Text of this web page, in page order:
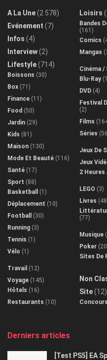
A La Une(2 578)
Evénement (7)
Infos (4)
Interview(2)
Lifestyle(714)
Boissons (30)
Box (71)
Finance (11)
Food (50)
Jardin (29)
Kids (81)
Maison (130)
Mode Et Beauté (116)
Santé (17)
Sport (88)
Basketball
(1)
Déplacement (10)
Football
(30)
Running (3)
Tennis (1)
Vélo (1)
Travail (12)
Voyage (145)
Hôtels (16)
Restaurants (10)
Loisirs
Bandes
(161)
Comics
Mangas
Cinéma /
Blu-Ray
DVD (4)
Festival
(2)
Films
Séries
Jeux De
Jeux
2 Heures
LEGO (3)
Livres
(77)
Musique
Poker
Sites De
Non
Site(12)
Concours
Derniers articles
[Test PS5] EA